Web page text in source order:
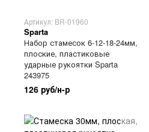
Артикул: BR-01960
Sparta
Набор стамесок 6-12-18-24мм,
плоские, пластиковые
ударные рукоятки Sparta
243975
126 руб/н-р